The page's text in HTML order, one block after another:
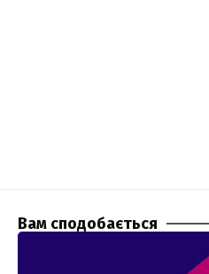
Вам сподобається